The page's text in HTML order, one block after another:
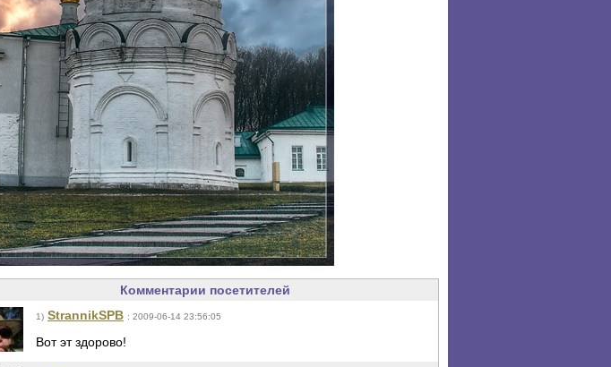
Комментарии посетителей
1) StrannikSPB : 2009-06-14 23:56:05
Вот эт здорово!